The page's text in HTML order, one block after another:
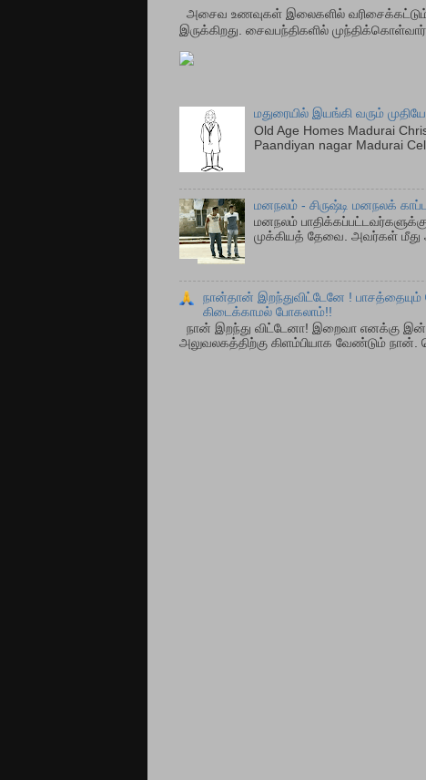
அசைவ உணவுகள் இலைகளில் வரிசைக்கட்டும்
இருக்கிறது. சைவபந்திகளில்
மதுரையில் இயங்கி வரும்
Old Age Homes Madurai
Paandiyan nagar Madurai
மனநலம் - சிருஷ்டி மனநலக்
மனநலம்
முக்கியத் தேவை. அவர்கள் மீது
நான்தான் இறந்துவிட்டேனே ! பாசத்தையும்
கிடைக்காமல் போகலாம்!!
நான் இறந்து விட்டேனா! இறைவா எனக்கு
அலுவலகத்திற்கு கிளம்பியாக வேண்டும்